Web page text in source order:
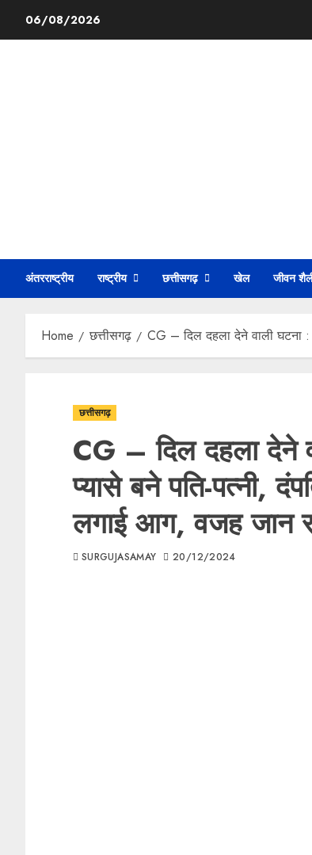
06/08/2026
अंतरराष्ट्रीय राष्ट्रीय छत्तीसगढ़ खेल जीवन
Home छत्तीसगढ़ CG – दिल दहला देने वाली
छत्तीसगढ़
CG – दिल दहला
प्यासे बने पति-पत्नी,
लगाई आग, वजह जान
SURGUJASAMAY 20/12/2024